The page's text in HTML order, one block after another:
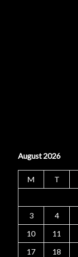
August 2026
M T
3
4
10
11
17
18